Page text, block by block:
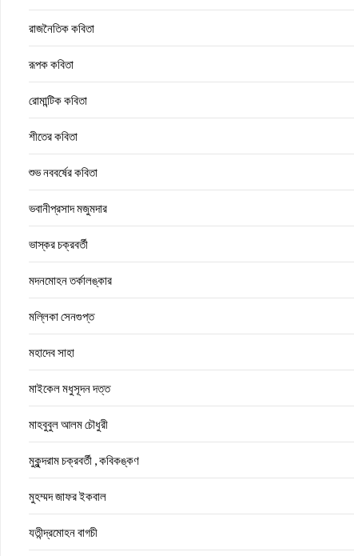
রাজনৈতিক কবিতা
রূপক কবিতা
রোমান্টিক কবিতা
শীতের কবিতা
শুভ নববর্ষের কবিতা
ভবানীপ্রসাদ মজুমদার
ভাস্কর চক্রবর্তী
মদনমোহন তর্কালঙ্কার
মল্লিকা সেনগুপ্ত
মহাদেব সাহা
মাইকেল মধুসূদন দত্ত
মাহবুবুল আলম চৌধুরী
মুকুন্দরাম চক্রবর্তী , কবিকঙ্কণ
মুহম্মদ জাফর ইকবাল
যতীন্দ্রমোহন বাগচী